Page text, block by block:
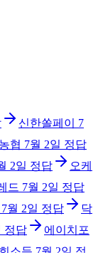
신한쏠페이
7
농협 7월 2일 정답
2일 정답
오케
드 7월 2일 정답
7월 2일 정답
닥
정답
에이치포